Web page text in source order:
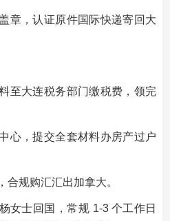
章，认证原件国际快递寄回大
至大连税务部门缴税费，领完
心，提交全套材料办房产过户
合规购汇汇出加拿大。
女士回国，常规 1-3 个工作日